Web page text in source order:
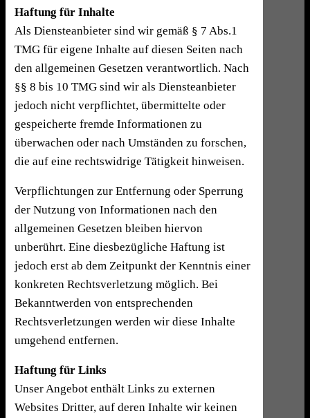
Haftung für Inhalte
Als Diensteanbieter sind wir gemäß § 7 Abs.1
TMG für eigene Inhalte auf diesen Seiten nach
den allgemeinen Gesetzen verantwortlich. Nach
§§ 8 bis 10 TMG sind wir als Diensteanbieter
jedoch nicht verpflichtet, übermittelte oder
gespeicherte fremde Informationen zu
überwachen oder nach Umständen zu forschen,
die auf eine rechtswidrige Tätigkeit hinweisen.
Verpflichtungen zur Entfernung oder Sperrung
der Nutzung von Informationen nach den
allgemeinen Gesetzen bleiben hiervon
unberührt. Eine diesbezügliche Haftung ist
jedoch erst ab dem Zeitpunkt der Kenntnis einer
konkreten Rechtsverletzung möglich. Bei
Bekanntwerden von entsprechenden
Rechtsverletzungen werden wir diese Inhalte
umgehend entfernen.
Haftung für Links
Unser Angebot enthält Links zu externen
Websites Dritter, auf deren Inhalte wir keinen